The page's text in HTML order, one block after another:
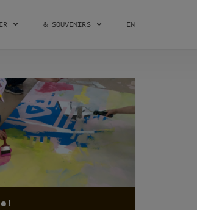
& SOUVENIRS EN